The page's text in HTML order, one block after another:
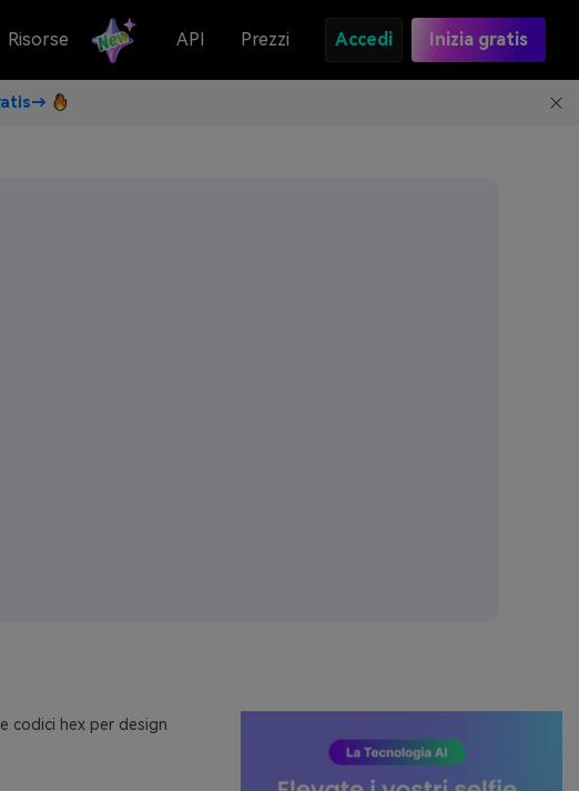
Risorse API Prezzi Accedi Inizia gratis
codici hex per design